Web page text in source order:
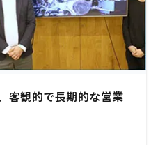
客観的で長期的な営業